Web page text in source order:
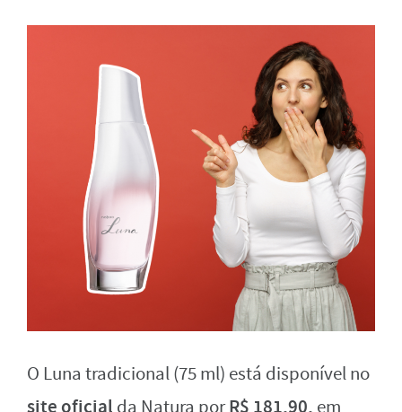
O Luna tradicional (75 ml) está disponível no
site oficial da Natura porR$ 181,90, em